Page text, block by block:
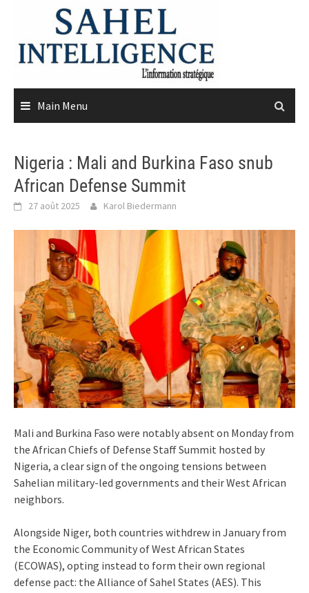
content
Main Menu
Nigeria : Mali and Burkina Faso snub
African Defense Summit
27 août 2025 Karol Biedermann
Mali and Burkina Faso were notably absent on Monday from
the African Chiefs of Defense Staff Summit hosted by
Nigeria, a clear sign of the ongoing tensions between
Sahelian military-led governments and their West African
neighbors.
Alongside Niger, both countries withdrew in January from
the Economic Community of West African States
(ECOWAS), opting instead to form their own regional
defense pact: the Alliance of Sahel States (AES). This